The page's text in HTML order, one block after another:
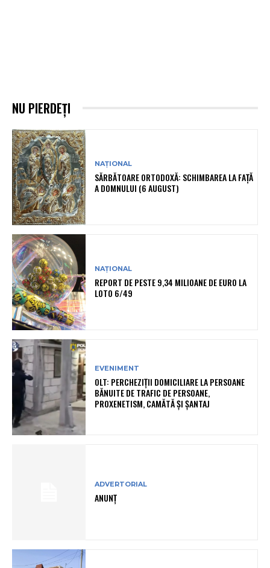
NU PIERDEȚI
NAȚIONAL
SĂRBĂTOARE ORTODOXĂ: SCHIMBAREA LA FAȚĂ
A DOMNULUI (6 AUGUST)
NAȚIONAL
REPORT DE PESTE 9,34 MILIOANE DE EURO LA
LOTO 6/49
EVENIMENT
OLT: PERCHEZIŢII DOMICILIARE LA PERSOANE
BĂNUITE DE TRAFIC DE PERSOANE,
PROXENETISM, CAMĂTĂ ŞI ŞANTAJ
ADVERTORIAL
ANUNȚ